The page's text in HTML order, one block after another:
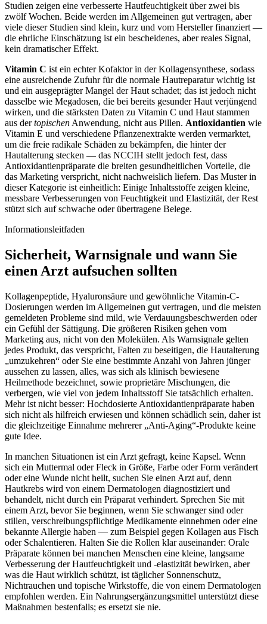
Studien zeigen eine verbesserte Hautfeuchtigkeit über zwei bis
zwölf Wochen. Beide werden im Allgemeinen gut vertragen, aber
viele dieser Studien sind klein, kurz und vom Hersteller finanziert —
die ehrliche Einschätzung ist ein bescheidenes, aber reales Signal,
kein dramatischer Effekt.
Vitamin C ist ein echter Kofaktor in der Kollagensynthese, sodass
eine ausreichende Zufuhr für die normale Hautreparatur wichtig ist
und ein ausgeprägter Mangel der Haut schadet; das ist jedoch nicht
dasselbe wie Megadosen, die bei bereits gesunder Haut verjüngend
wirken, und die stärksten Daten zu Vitamin C und Haut stammen
aus dertopischen Anwendung, nicht aus Pillen. Antioxidantien wie
Vitamin E und verschiedene Pflanzenextrakte werden vermarktet,
um die freie radikale Schäden zu bekämpfen, die hinter der
Hautalterung stecken — das NCCIH stellt jedoch fest, dass
Antioxidantienpräparate die breiten gesundheitlichen Vorteile, die
das Marketing verspricht, nicht nachweislich liefern. Das Muster in
dieser Kategorie ist einheitlich: Einige Inhaltsstoffe zeigen kleine,
messbare Verbesserungen von Feuchtigkeit und Elastizität, der Rest
stützt sich auf schwache oder übertragene Belege.
Informationsleitfaden
Sicherheit, Warnsignale und wann Sie
einen Arzt aufsuchen sollten
Kollagenpeptide, Hyaluronsäure und gewöhnliche Vitamin-C-
Dosierungen werden im Allgemeinen gut vertragen, und die meisten
gemeldeten Probleme sind mild, wie Verdauungsbeschwerden oder
ein Gefühl der Sättigung. Die größeren Risiken gehen vom
Marketing aus, nicht von den Molekülen. Als Warnsignale gelten
jedes Produkt, das verspricht, Falten zu beseitigen, die Hautalterung
„umzukehren“ oder Sie eine bestimmte Anzahl von Jahren jünger
aussehen zu lassen, alles, was sich als klinisch bewiesene
Heilmethode bezeichnet, sowie proprietäre Mischungen, die
verbergen, wie viel von jedem Inhaltsstoff Sie tatsächlich erhalten.
Mehr ist nicht besser: Hochdosierte Antioxidantienpräparate haben
sich nicht als hilfreich erwiesen und können schädlich sein, daher ist
die gleichzeitige Einnahme mehrerer „Anti-Aging“-Produkte keine
gute Idee.
In manchen Situationen ist ein Arzt gefragt, keine Kapsel. Wenn
sich ein Muttermal oder Fleck in Größe, Farbe oder Form verändert
oder eine Wunde nicht heilt, suchen Sie einen Arzt auf, denn
Hautkrebs wird von einem Dermatologen diagnostiziert und
behandelt, nicht durch ein Präparat verhindert. Sprechen Sie mit
einem Arzt, bevor Sie beginnen, wenn Sie schwanger sind oder
stillen, verschreibungspflichtige Medikamente einnehmen oder eine
bekannte Allergie haben — zum Beispiel gegen Kollagen aus Fisch
oder Schalentieren. Halten Sie die Rollen klar auseinander: Orale
Präparate können bei manchen Menschen eine kleine, langsame
Verbesserung der Hautfeuchtigkeit und -elastizität bewirken, aber
was die Haut wirklich schützt, ist täglicher Sonnenschutz,
Nichtrauchen und topische Wirkstoffe, die von einem Dermatologen
empfohlen werden. Ein Nahrungsergänzungsmittel unterstützt diese
Maßnahmen bestenfalls; es ersetzt sie nie.